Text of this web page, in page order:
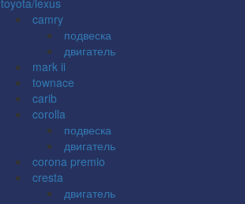
camry
подвеска
двигатель
mark ii
townace
carib
corolla
подвеска
двигатель
corona premio
cresta
двигатель